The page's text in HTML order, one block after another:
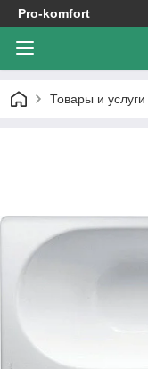
Pro-komfort
Товары и услуги